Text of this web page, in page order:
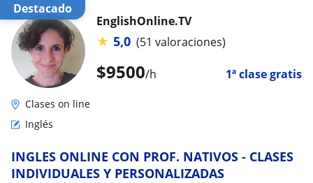
Destacado
$9500/h 1ª clase gratis
EnglishOnline.TV
★ 5,0 (51 valoraciones)
Clases on line
Inglés
INGLES ONLINE CON PROF. NATIVOS - CLASES
INDIVIDUALES Y PERSONALIZADAS